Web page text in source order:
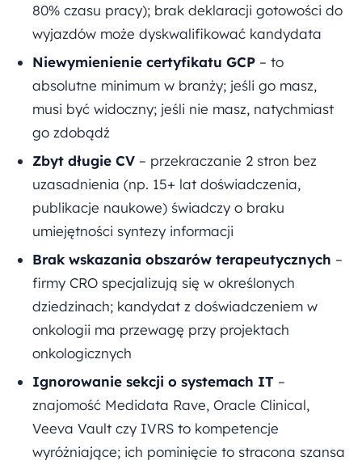
80% czasu pracy); brak deklaracji gotowości do
wyjazdów może dyskwalifikować kandydata
Niewymienienie certyfikatu GCP – to
absolutne minimum w branży; jeśli go masz,
musi być widoczny; jeśli nie masz, natychmiast
go zdobądź
Zbyt długie CV – przekraczanie 2 stron bez
uzasadnienia (np. 15+ lat doświadczenia,
publikacje naukowe) świadczy o braku
umiejętności syntezy informacji
Brak wskazania obszarów terapeutycznych –
firmy CRO specjalizują się w określonych
dziedzinach; kandydat z doświadczeniem w
onkologii ma przewagę przy projektach
onkologicznych
Ignorowanie sekcji o systemach IT –
znajomość Medidata Rave, Oracle Clinical,
Veeva Vault czy IVRS to kompetencje
wyróżniające; ich pominięcie to stracona szansa